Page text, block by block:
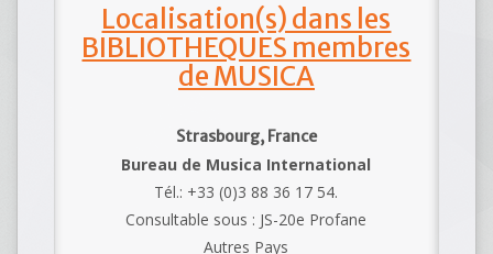
Localisation(s) dans les
BIBLIOTHEQUES membres
de MUSICA
Strasbourg, France
Bureau de Musica International
Tél.: +33 (0)3 88 36 17 54.
Consultable sous : JS-20e Profane
Autres Pays